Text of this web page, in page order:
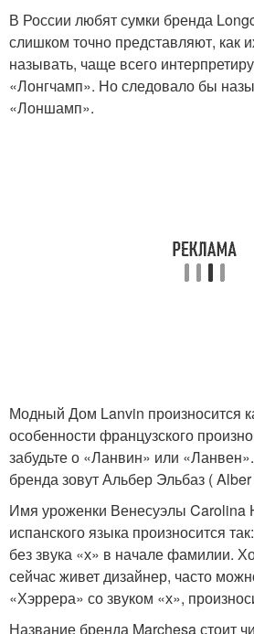
В России любят сумки бренда
слишком точно представляют, как
называть, чаще всего
«Лонгчамп». Но следовало бы
«Лоншамп».
Модный Дом Lanvin произносится
особенности французского
забудьте о «Ланвин» или
бренда зовут Альбер Эльбаз (
Имя уроженки Венесуэлы Carolina
испанского языка произносится
без звука «х» в начале фамилии.
сейчас живет дизайнер, часто
«Хэррера» со звуком «х»,
Название бренда Marchesa стоит